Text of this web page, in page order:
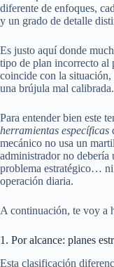
diferente de enfoques,
y un grado de detalle
Es justo aquí donde
tipo de plan incorrecto al
coincide con la situación,
una brújula mal calibrada.
Para entender bien este
herramientas específicas
mecánico no usa un
administrador no debería
problema estratégico… ni
operación diaria.
A continuación, te voy a
1. Por alcance: planes
Esta clasificación